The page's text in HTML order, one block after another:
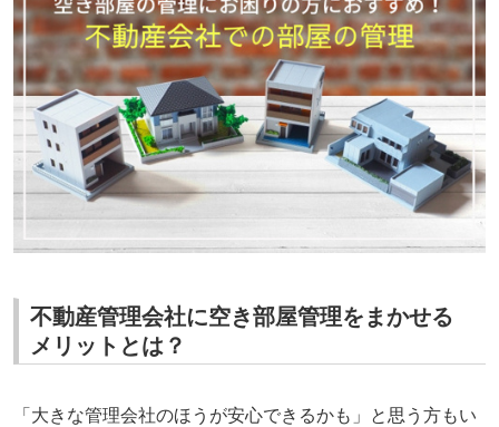
不動産管理会社に空き部屋管理をまかせる
メリットとは？
「大きな管理会社のほうが安心できるかも」と思う方もい